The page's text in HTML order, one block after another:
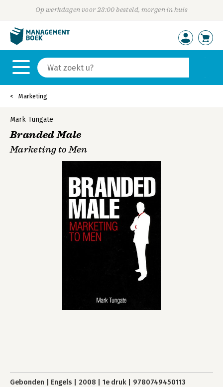
Op werkdagen voor 23:00 besteld, morgen in huis
Marketing
Mark Tungate
Branded Male
Marketing to Men
Gebonden Engels 2008 1e druk 9780749450113